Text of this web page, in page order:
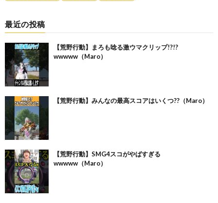
最近の投稿
【荒野行動】まろも唸る激ウマクリップ!?!?
wwwww（Maro）
【荒野行動】みんなの最高スコアはいくつ??（Maro）
【荒野行動】SMG4スコがやばすぎる
wwwww（Maro）